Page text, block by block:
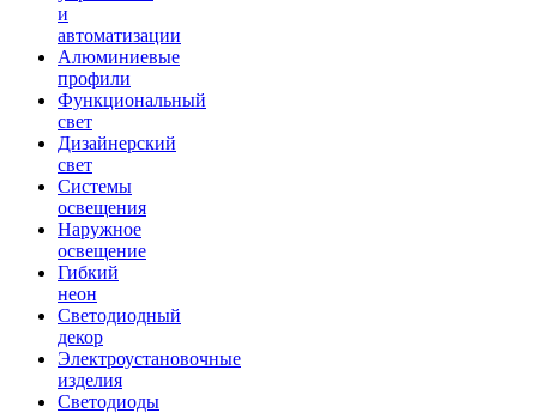
и
автоматизации
Алюминиевые
профили
Функциональный
свет
Дизайнерский
свет
Системы
освещения
Наружное
освещение
Гибкий
неон
Светодиодный
декор
Электроустановочные
изделия
Светодиоды